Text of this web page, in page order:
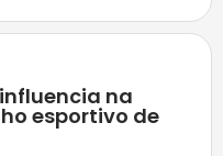
na
esportivo de